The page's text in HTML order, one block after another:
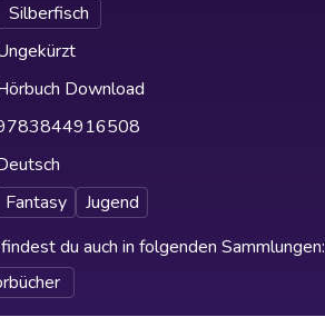
Silberfisch
Download
Fantasy
Jugend
du auch in folgenden Sammlungen: